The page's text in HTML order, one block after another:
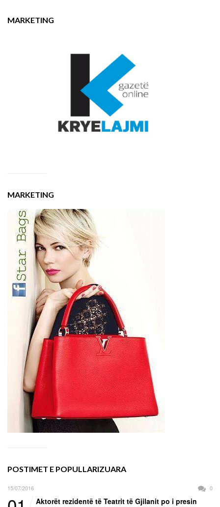
MARKETING
MARKETING
POSTIMET E POPULLARIZUARA
15/07/2016 0
Aktorët rezidentë të Teatrit të Gjilanit po i presin